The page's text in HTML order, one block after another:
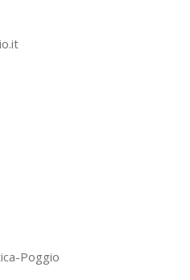
Poggio